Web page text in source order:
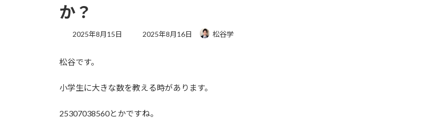
か？
2025年8月15日
最
時
:
2025年8月16日 松谷学
松谷です。
小学生に大きな数を教える時があります。
25307038560とかですね。